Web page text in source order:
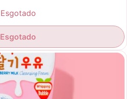
Esgotado
Esgotado